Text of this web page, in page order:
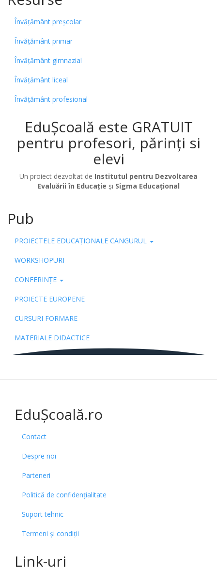
Învățământ preșcolar
Învățământ primar
Învățământ gimnazial
Învățământ liceal
Învățământ profesional
EduȘcoală este GRATUIT
pentru profesori, părinți si
elevi
Un proiect dezvoltat de Institutul pentru Dezvoltarea
Evaluării în Educație și Sigma Educațional
Pub
PROIECTELE EDUCAȚIONALE CANGURUL
WORKSHOPURI
CONFERINȚE
PROIECTE EUROPENE
CURSURI FORMARE
MATERIALE DIDACTICE
EduȘcoală.ro
Contact
Despre noi
Parteneri
Politică de confidențialitate
Suport tehnic
Termeni și condiții
Link-uri